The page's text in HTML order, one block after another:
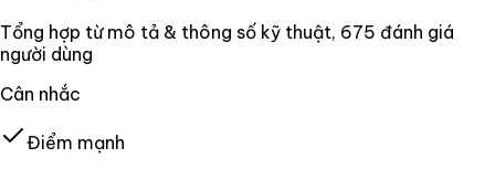
Tổng hợp từ mô tả & thông số kỹ thuật, 675 đánh giá
người dùng
Cân nhắc
Điểm mạnh